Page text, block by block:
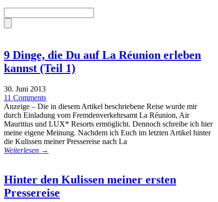
9 Dinge, die Du auf La Réunion erleben
kannst (Teil 1)
30. Juni 2013
11 Comments
Anzeige – Die in diesem Artikel beschriebene Reise wurde mir
durch Einladung vom Fremdenverkehrsamt La Réunion, Air
Mauritius und LUX* Resorts ermöglicht. Dennoch schreibe ich hier
meine eigene Meinung. Nachdem ich Euch im letzten Artikel hinter
die Kulissen meiner Pressereise nach La
Weiterlesen →
Hinter den Kulissen meiner ersten
Pressereise